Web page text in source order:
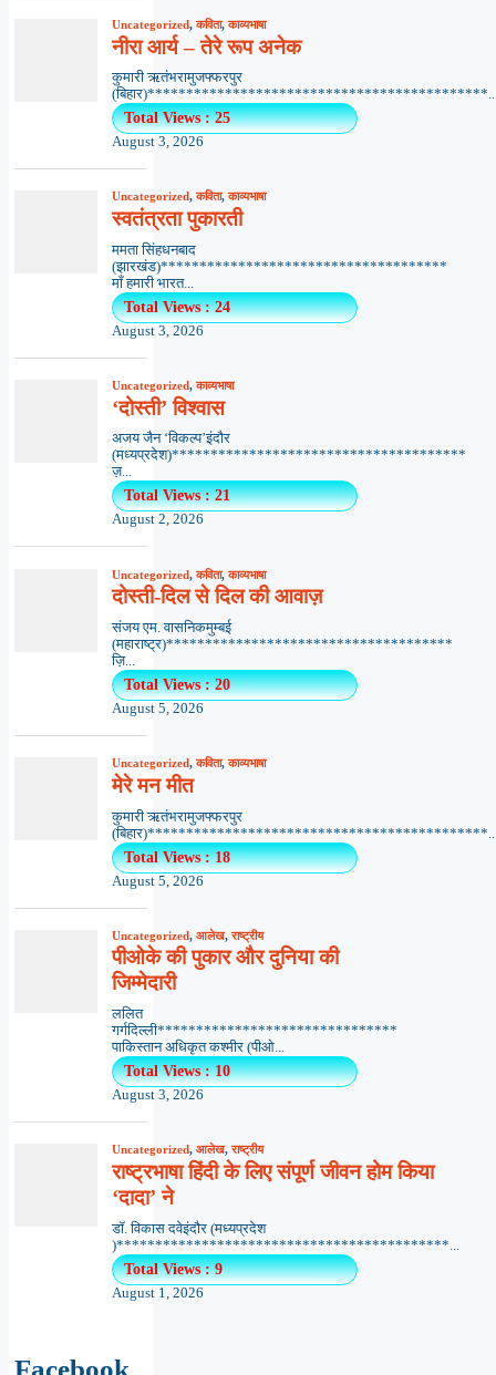
Uncategorized,कविता,काव्यभाषा
नीरा आर्य – तेरे रूप अनेक
कुमारी ऋतंभरामुजफ्फरपुर
Total Views : 25
August 3, 2026
Uncategorized,कविता,काव्यभाषा
स्वतंत्रता पुकारती
ममता सिंहधनबाद
(झारखंड)*************************************
माँ हमारी भारत...
Total Views : 24
August 3, 2026
Uncategorized,काव्यभाषा
‘दोस्ती’ विश्वास
अजय जैन ‘विकल्प’इंदौर
(मध्यप्रदेश)**************************************
ज़...
Total Views : 21
August 2, 2026
Uncategorized,कविता,काव्यभाषा
दोस्ती-दिल से दिल की आवाज़
संजय एम. वासनिकमुम्बई
(महाराष्ट्र)*************************************
ज़ि...
Total Views : 20
August 5, 2026
Uncategorized,कविता,काव्यभाषा
मेरे मन मीत
कुमारी ऋतंभरामुजफ्फरपुर
Total Views : 18
August 5, 2026
Uncategorized, आलेख,राष्ट्रीय
पीओके की पुकार और दुनिया की
जिम्मेदारी
ललित
गर्गदिल्ली*******************************
पाकिस्तान अधिकृत कश्मीर (पीओ...
Total Views : 10
August 3, 2026
Uncategorized, आलेख,राष्ट्रीय
राष्ट्रभाषा हिंदी के लिए संपूर्ण जीवन होम किया
‘दादा’ ने
डॉ. विकास दवेइंदौर (मध्यप्रदेश
)*******************************************...
Total Views : 9
August 1, 2026